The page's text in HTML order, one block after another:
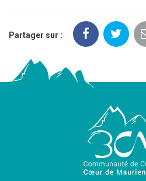
Partager sur :